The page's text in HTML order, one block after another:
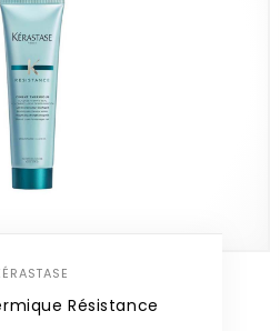
Résistance